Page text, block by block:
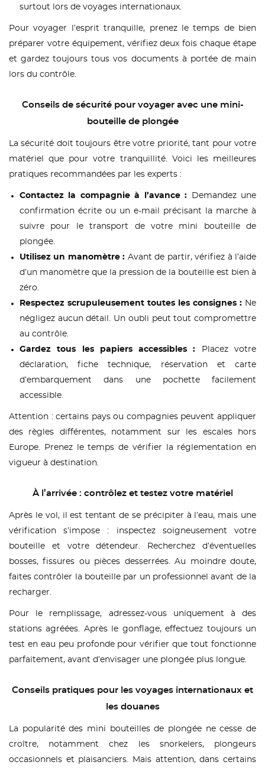
surtout lors de voyages internationaux.
Pour voyager l’esprit tranquille, prenez le temps de bien
préparer votre équipement, vérifiez deux fois chaque étape
et gardez toujours tous vos documents à portée de main
lors du contrôle.
Conseils de sécurité pour voyager avec une mini-
bouteille de plongée
La sécurité doit toujours être votre priorité, tant pour votre
matériel que pour votre tranquillité. Voici les meilleures
pratiques recommandées par les experts :
Contactez la compagnie à l’avance : Demandez une
confirmation écrite ou un e-mail précisant la marche à
suivre pour le transport de votre mini bouteille de
plongée.
Utilisez un manomètre : Avant de partir, vérifiez à l’aide
d’un manomètre que la pression de la bouteille est bien à
zéro.
Respectez scrupuleusement toutes les consignes : Ne
négligez aucun détail. Un oubli peut tout compromettre
au contrôle.
Gardez tous les papiers accessibles : Placez votre
déclaration, fiche technique, réservation et carte
d’embarquement dans une pochette facilement
accessible.
Attention : certains pays ou compagnies peuvent appliquer
des règles différentes, notamment sur les escales hors
Europe. Prenez le temps de vérifier la réglementation en
vigueur à destination.
À l’arrivée : contrôlez et testez votre matériel
Après le vol, il est tentant de se précipiter à l’eau, mais une
vérification s’impose : inspectez soigneusement votre
bouteille et votre détendeur. Recherchez d’éventuelles
bosses, fissures ou pièces desserrées. Au moindre doute,
faites contrôler la bouteille par un professionnel avant de la
recharger.
Pour le remplissage, adressez-vous uniquement à des
stations agréées. Après le gonflage, effectuez toujours un
test en eau peu profonde pour vérifier que tout fonctionne
parfaitement, avant d’envisager une plongée plus longue.
Conseils pratiques pour les voyages internationaux et
les douanes
La popularité des mini bouteilles de plongée ne cesse de
croître, notamment chez les snorkelers, plongeurs
occasionnels et plaisanciers. Mais attention, dans certains